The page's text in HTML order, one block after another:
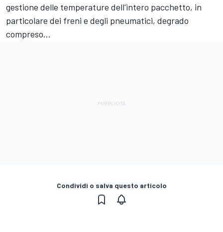
gestione delle temperature dell'intero pacchetto, in
particolare dei freni e degli pneumatici, degrado
compreso...
Condividi o salva questo articolo